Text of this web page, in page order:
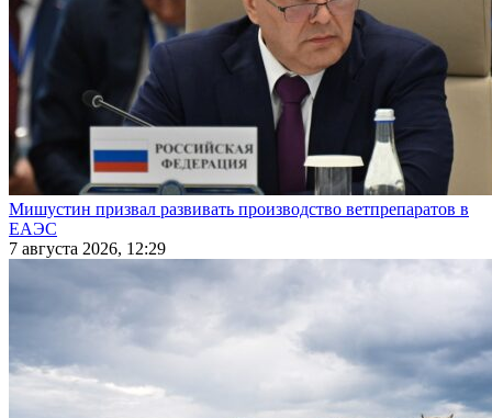
Мишустин призвал развивать производство ветпрепаратов в
ЕАЭС
7 августа 2026, 12:29